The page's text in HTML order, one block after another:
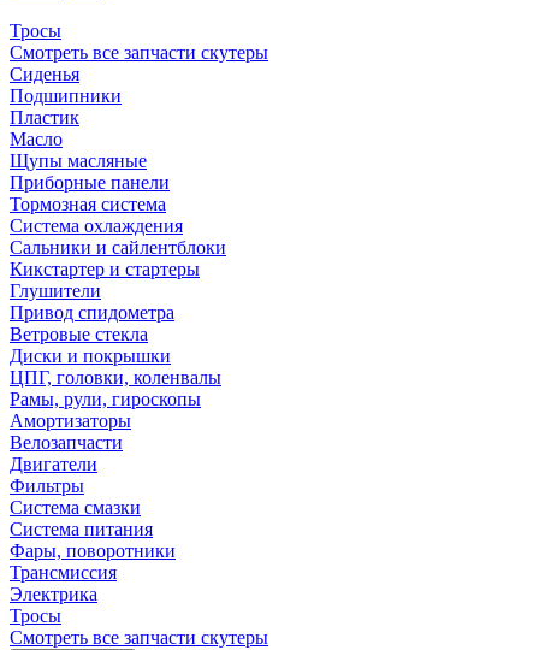
Тросы
Смотреть все запчасти скутеры
Сиденья
Подшипники
Пластик
Масло
Щупы масляные
Приборные панели
Тормозная система
Система охлаждения
Сальники и сайлентблоки
Кикстартер и стартеры
Глушители
Привод спидометра
Ветровые стекла
Диски и покрышки
ЦПГ, головки, коленвалы
Рамы, рули, гироскопы
Амортизаторы
Велозапчасти
Двигатели
Фильтры
Система смазки
Система питания
Фары, поворотники
Трансмиссия
Электрика
Тросы
Смотреть все запчасти скутеры